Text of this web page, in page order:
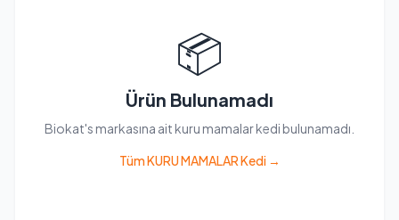
📦
Ürün Bulunamadı
Biokat's markasına ait kuru mamalar kedi bulunamadı.
Tüm KURU MAMALAR Kedi →